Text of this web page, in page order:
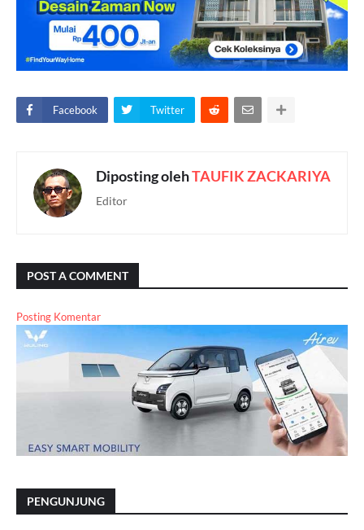
Facebook Twitter
Diposting olehTAUFIK ZACKARIYA
Editor
POST A COMMENT
Posting Komentar
PENGUNJUNG